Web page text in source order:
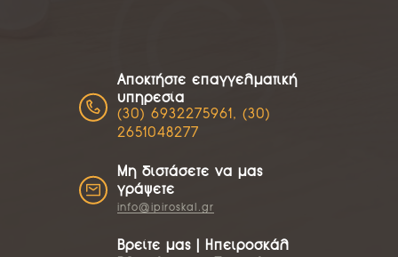
Αποκτήστε επαγγελματική
υπηρεσία
(30) 6932275961, (30)
2651048277
Μη διστάσετε να μας
γράψετε
info@ipiroskal.gr
Βρείτε μας | Ηπειροσκάλ